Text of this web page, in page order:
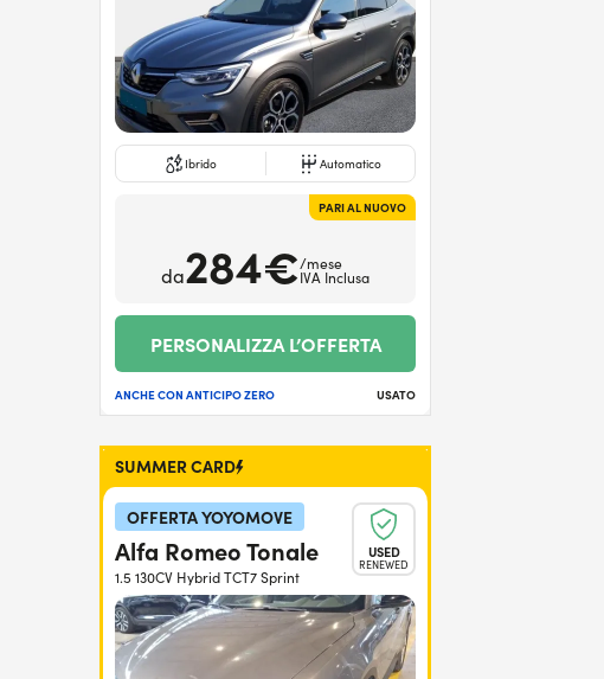
Ibrido Automatico
PARI AL NUOVO
da284€/mese
IVA Inclusa
PERSONALIZZA L’OFFERTA
ANCHE CON ANTICIPO ZERO USATO
SUMMER CARD
OFFERTA YOYOMOVE
USED
RENEWED
Alfa Romeo Tonale
1.5 130CV Hybrid TCT7 Sprint